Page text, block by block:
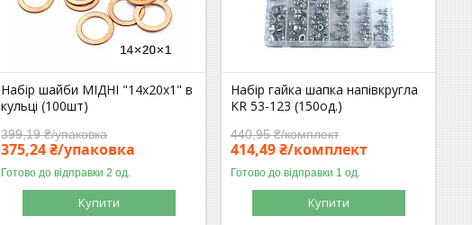
Набір шайби МІДНІ "14х20х1" в
кульці (100шт)
399,19 ₴/упаковка
375,24 ₴/упаковка
Готово до відправки 2 од.
Купити
Набір гайка шапка напівкругла
KR 53-123 (150од.)
440,95 ₴/комплект
414,49 ₴/комплект
Готово до відправки 1 од.
Купити